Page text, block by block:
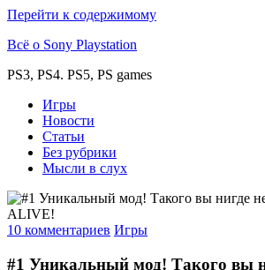
Перейти к содержимому
Всё о Sony Playstation
PS3, PS4. PS5, PS games
Игры
Новости
Статьи
Без рубрики
Мысли в слух
10 комментариев Игры
#1 Уникальный мод! Такого вы